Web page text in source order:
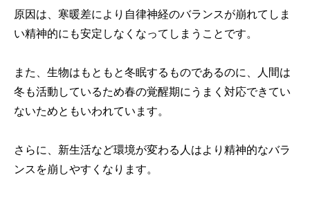
原因は、寒暖差により自律神経のバランスが崩れてしま
い精神的にも安定しなくなってしまうことです。
また、生物はもともと冬眠するものであるのに、人間は
冬も活動しているため春の覚醒期にうまく対応できてい
ないためともいわれています。
さらに、新生活など環境が変わる人はより精神的なバラ
ンスを崩しやすくなります。